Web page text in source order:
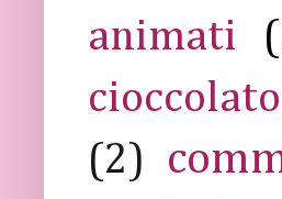
animati
cioccolato
(2)